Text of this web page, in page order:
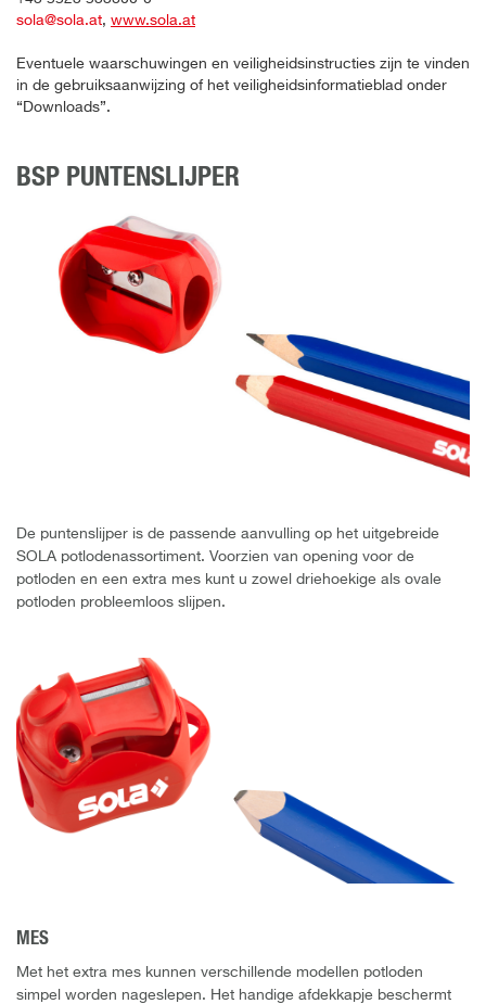
sola@sola.at, www.sola.at
Eventuele waarschuwingen en veiligheidsinstructies zijn te vinden
in de gebruiksaanwijzing of het veiligheidsinformatieblad onder
“Downloads”.
BSP PUNTENSLIJPER
De puntenslijper is de passende aanvulling op het uitgebreide
SOLA potlodenassortiment. Voorzien van opening voor de
potloden en een extra mes kunt u zowel driehoekige als ovale
potloden probleemloos slijpen.
MES
Met het extra mes kunnen verschillende modellen potloden
simpel worden nageslepen. Het handige afdekkapje beschermt